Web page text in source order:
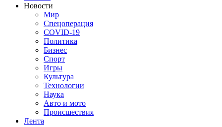
Новости
Мир
Спецоперация
COVID-19
Политика
Бизнес
Спорт
Игры
Культура
Технологии
Наука
Авто и мото
Происшествия
Лента